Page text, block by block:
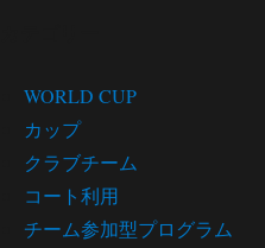
WORLD CUP
カップ
クラブチーム
コート利用
チーム参加型プログラム